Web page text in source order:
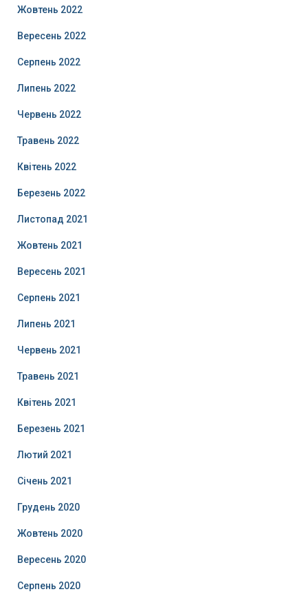
Жовтень 2022
Вересень 2022
Серпень 2022
Липень 2022
Червень 2022
Травень 2022
Квітень 2022
Березень 2022
Листопад 2021
Жовтень 2021
Вересень 2021
Серпень 2021
Липень 2021
Червень 2021
Травень 2021
Квітень 2021
Березень 2021
Лютий 2021
Січень 2021
Грудень 2020
Жовтень 2020
Вересень 2020
Серпень 2020